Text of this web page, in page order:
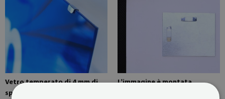
Vetro temperato di 4 mm di
spessore
L'immagine è montata